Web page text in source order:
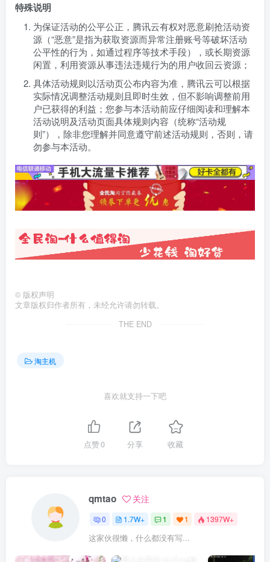
特殊说明
为保证活动的公平公正，腾讯云有权对恶意刷抢活动资
源（“恶意”是指为获取资源而异常注册账号等破坏活动
公平性的行为，如通过程序等技术手段），或长期资源
闲置，利用资源从事违法违规行为的用户收回云资源；
具体活动规则以活动页公布内容为准，腾讯云可以根据
实际情况调整活动规则且即时生效，但不影响调整前用
户已获得的利益；您参与本活动前应仔细阅读和理解本
活动说明及活动页面具体规则内容（统称“活动规
则”），除非您理解并同意遵守前述活动规则，否则，请
勿参与本活动。
© 版权声明
文章版权归作者所有，未经允许请勿转载。
THE END
淘主机
喜欢就支持一下吧
点赞0 分享 收藏
qmtao 关注
0 1.7W+ 1 1 1397W+
这家伙很懒，什么都没有写...